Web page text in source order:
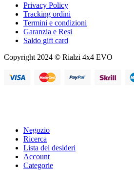
Privacy Policy
Tracking ordini
Termini e condizioni
Garanzia e Resi
Saldo gift card
Copyright 2024 © Rialzi 4x4 EVO
Negozio
Ricerca
Lista dei desideri
Account
Categorie